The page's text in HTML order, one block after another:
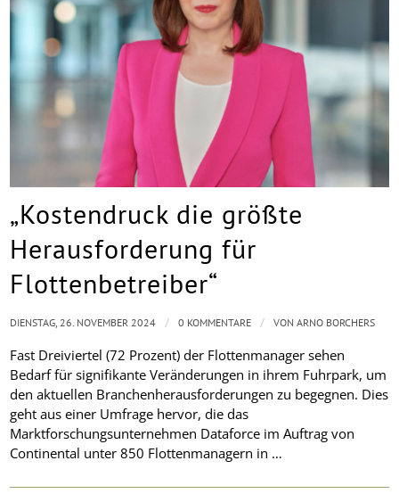
„Kostendruck die größte
Herausforderung für
Flottenbetreiber“
Fast Dreiviertel (72 Prozent) der Flottenmanager sehen
Bedarf für signifikante Veränderungen in ihrem Fuhrpark, um
den aktuellen Branchenherausforderungen zu begegnen. Dies
geht aus einer Umfrage hervor, die das
Marktforschungsunternehmen Dataforce im Auftrag von
Continental unter 850 Flottenmanagern in …
DIENSTAG, 26. NOVEMBER 2024 / 0 KOMMENTARE / VONARNO BORCHERS